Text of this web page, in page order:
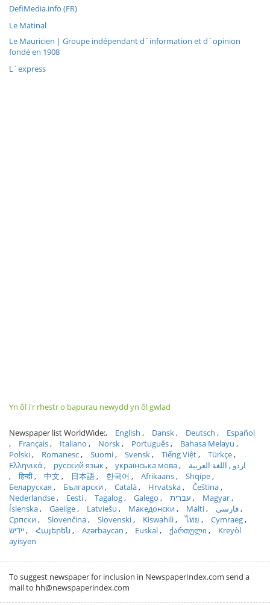
DefiMedia.info (FR)
Le Matinal
Le Mauricien | Groupe indépendant d´information et d´opinion
fondé en 1908
L´express
Yn ôl i'r rhestr o bapurau newydd yn ôl gwlad
Newspaper list WorldWide: English Dansk Deutsch
Español
Français
Italiano Norsk Português
Bahasa Melayu
Polski
Romanesc Suomi Svensk Tiếng Việt
Türkçe
Ελληνικά
русский язык українська мова اردو
اللغة العربية
हिन्दी
中文 日本語 한국어 Afrikaans
Shqipe
Беларуская
Български Català Hrvatska
Čeština
Nederlandse
Eesti Tagalog Galego עברית
Magyar
Íslenska
Gaeilge Latviešu Македонски Malti
فارسی
Српски
Slovenčina Slovenski Kiswahili ไทย
Cymraeg
ייִדיש
Հայերեն Azərbaycan Euskal ქართული
Kreyòl
ayisyen
To suggest newspaper for inclusion in NewspaperIndex.com send a
mail to hh@newspaperindex.com